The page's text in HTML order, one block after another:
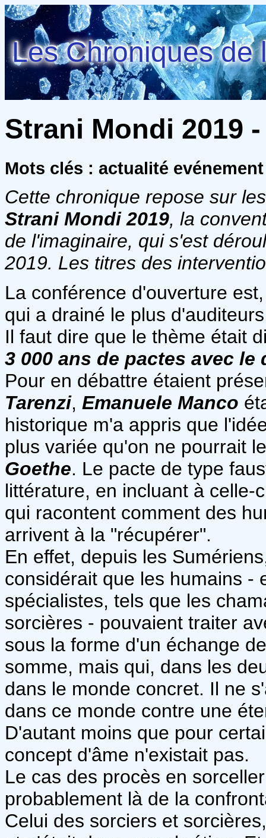
Les Chroniques de
Strani Mondi 2019
Mots clés : actualité
Cette chronique repose sur
Strani Mondi 2019, la
de l'imaginaire, qui s'est
2019. Les titres des
La conférence d'ouverture
qui a drainé le plus
Il faut dire que le thème était
3 000 ans de pactes avec
Pour en débattre étaient
Tarenzi, Emanuele Manco
historique m'a appris que
plus variée qu'on ne pourrait
Goethe. Le pacte de type
littérature, en incluant à celle-
qui racontent comment des
arrivent à la "récupérer".
En effet, depuis les
considérait que les humains -
spécialistes, tels que les
sorcières - pouvaient traiter
sous la forme d'un échange
somme, mais qui, dans les
dans le monde concret. Il ne
dans ce monde contre une
D'autant moins que pour
concept d'âme n'existait pas.
Le cas des procès en
probablement là de la
Celui des sorciers et